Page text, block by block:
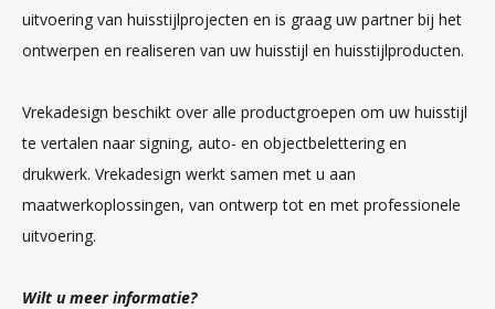
uitvoering van huisstijlprojecten en is graag uw partner bij het
ontwerpen en realiseren van uw huisstijl en huisstijlproducten.
Vrekadesign beschikt over alle productgroepen om uw huisstijl
te vertalen naar signing, auto- en objectbelettering en
drukwerk. Vrekadesign werkt samen met u aan
maatwerkoplossingen, van ontwerp tot en met professionele
uitvoering.
Wilt u meer informatie?